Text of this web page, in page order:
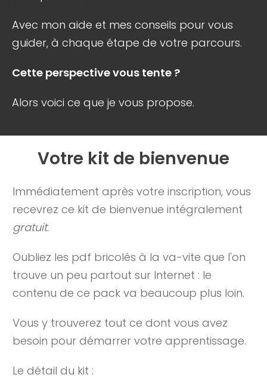
Avec mon aide et mes conseils pour vous
guider, à chaque étape de votre parcours.
Cette perspective vous tente ?
Alors voici ce que je vous propose.
Votre kit de bienvenue
Immédiatement après votre inscription, vous
recevrez ce kit de bienvenue intégralement
gratuit.
Oubliez les pdf bricolés à la va-vite que l'on
trouve un peu partout sur Internet : le
contenu de ce pack va beaucoup plus loin.
Vous y trouverez tout ce dont vous avez
besoin pour démarrer votre apprentissage.
Le détail du kit :